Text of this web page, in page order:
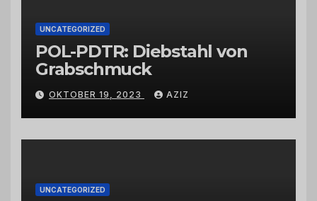
UNCATEGORIZED
POL-PDTR: Diebstahl von
Grabschmuck
OKTOBER 19, 2023 AZIZ
UNCATEGORIZED